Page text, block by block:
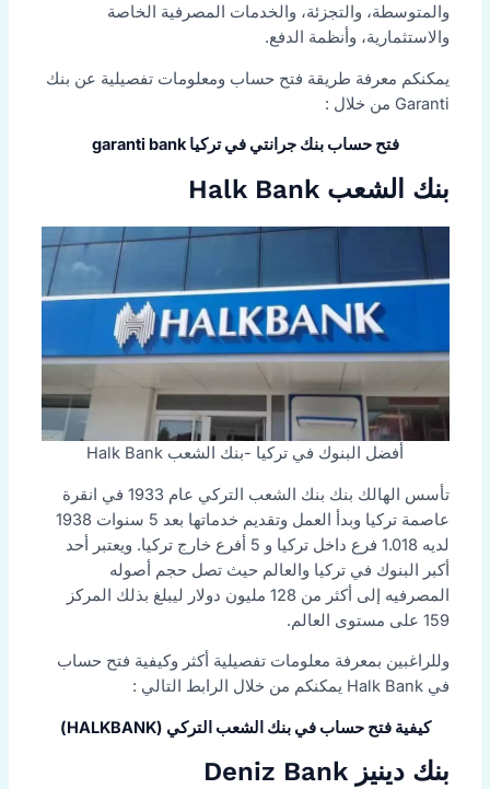
والمتوسطة، والتجزئة، والخدمات المصرفية الخاصة
والاستثمارية، وأنظمة الدفع.
يمكنكم معرفة طريقة فتح حساب ومعلومات تفصيلية عن بنك
Garanti من خلال :
فتح حساب بنك جرانتي في تركيا garanti bank
بنك الشعب Halk Bank
أفضل البنوك في تركيا -بنك الشعب Halk Bank
تأسس الهالك بنك بنك الشعب التركي عام 1933 في انقرة
عاصمة تركيا وبدأ العمل وتقديم خدماتها بعد 5 سنوات 1938
لديه 1.018 فرع داخل تركيا و 5 أفرع خارج تركيا. ويعتبر أحد
أكبر البنوك في تركيا والعالم حيث تصل حجم أصوله
المصرفيه إلى أكثر من 128 مليون دولار ليبلغ بذلك المركز
159 على مستوى العالم.
وللراغبين بمعرفة معلومات تفصيلية أكثر وكيفية فتح حساب
في Halk Bank يمكنكم من خلال الرابط التالي :
كيفية فتح حساب في بنك الشعب التركي (HALKBANK)
بنك دينيز Deniz Bank